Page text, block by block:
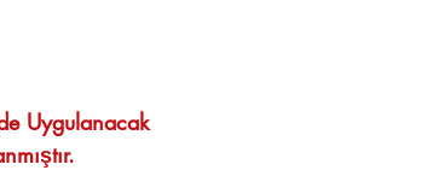
2022/
Uygulanacak